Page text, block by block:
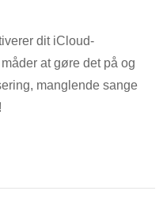
dit iCloud-
at gøre det på og
manglende sange